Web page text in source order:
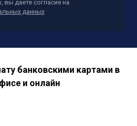
вы даете согласие на
данных
банковскими картами в
и онлайн